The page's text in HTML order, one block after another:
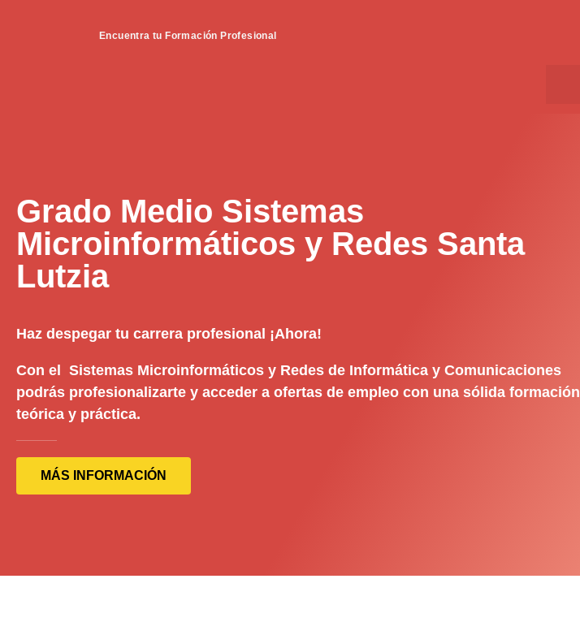
Encuentra tu Formación Profesional
Grado Medio Sistemas
Microinformáticos y Redes Santa
Lutzia
Haz despegar tu carrera profesional ¡Ahora!
Con el Sistemas Microinformáticos y Redes de Informática y Comunicaciones
podrás profesionalizarte y acceder a ofertas de empleo con una sólida formación
teórica y práctica.
MÁS INFORMACIÓN